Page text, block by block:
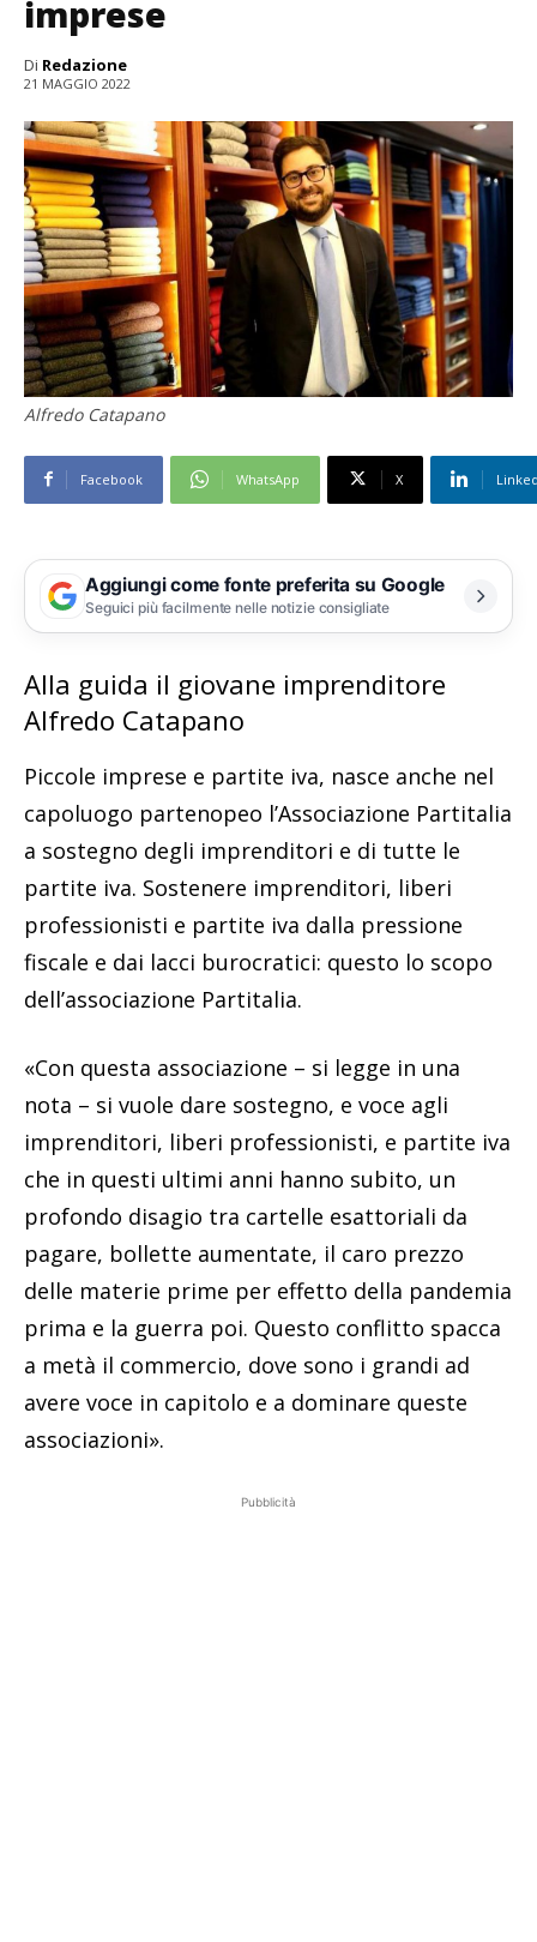
imprese
Di Redazione
21 MAGGIO 2022
Alfredo Catapano
Facebook WhatsApp X
Aggiungi come fonte preferita su Google
Seguici più facilmente nelle notizie consigliate
Alla guida il giovane imprenditore
Alfredo Catapano
Piccole imprese e partite iva, nasce anche nel
capoluogo partenopeo l’Associazione Partitalia
a sostegno degli imprenditori e di tutte le
partite iva. Sostenere imprenditori, liberi
professionisti e partite iva dalla pressione
fiscale e dai lacci burocratici: questo lo scopo
dell’associazione Partitalia.
«Con questa associazione – si legge in una
nota – si vuole dare sostegno, e voce agli
imprenditori, liberi professionisti, e partite iva
che in questi ultimi anni hanno subito, un
profondo disagio tra cartelle esattoriali da
pagare, bollette aumentate, il caro prezzo
delle materie prime per effetto della pandemia
prima e la guerra poi. Questo conflitto spacca
a metà il commercio, dove sono i grandi ad
avere voce in capitolo e a dominare queste
associazioni».
Pubblicità